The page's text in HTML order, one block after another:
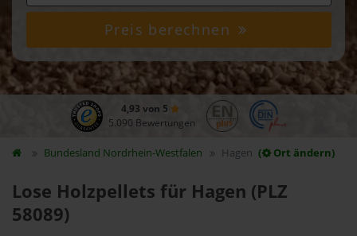
Preis berechnen
4,93 von 5
5.090 Bewertungen
Bundesland Nordrhein-Westfalen Hagen ( Ort ändern)
Lose Holzpellets für Hagen (PLZ
58089)